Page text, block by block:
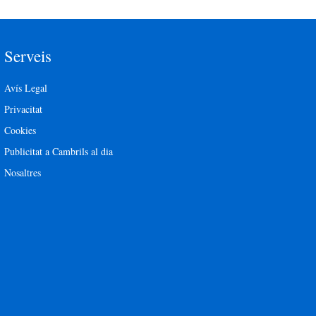
Serveis
Avís Legal
Privacitat
Cookies
Publicitat a Cambrils al dia
Nosaltres